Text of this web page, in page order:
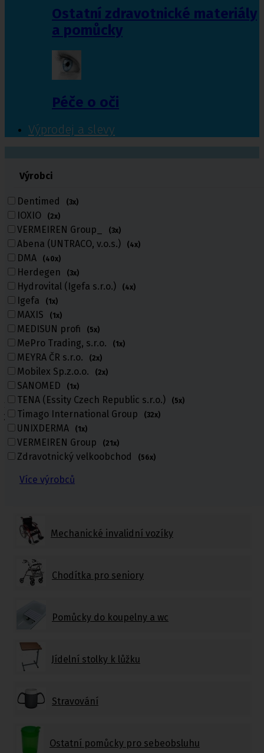
Ostatní zdravotnické materiály
a pomůcky
Péče o oči
Výprodej a slevy
Výrobci
Dentimed (3x)
IOXIO (2x)
VERMEIREN Group_ (3x)
Abena (UNTRACO, v.o.s.) (4x)
DMA (40x)
Herdegen (3x)
Hydrovital (Igefa s.r.o.) (4x)
Igefa (1x)
MAXIS (1x)
MEDISUN profi (5x)
MePro Trading, s.r.o. (1x)
MEYRA ČR s.r.o. (2x)
Mobilex Sp.z.o.o. (2x)
SANOMED (1x)
TENA (Essity Czech Republic s.r.o.) (5x)
Timago International Group (32x)
UNIXDERMA (1x)
VERMEIREN Group (21x)
Zdravotnický velkoobchod (56x)
Více výrobců
volejte
Úvod
Pomůcky pro sebeobsluhu
Pomůcky pro sebeobsluhu
Mechanické invalidní vozíky
Chodítka pro seniory
Pomůcky do koupelny a wc
Jídelní stolky k lůžku
Stravování
Ostatní pomůcky pro sebeobsluhu